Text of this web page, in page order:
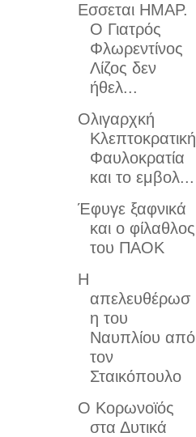
Εσσεται ΗΜΑΡ.
Ο Γιατρός
Φλωρεντίνος
Λίζος δεν
ήθελ...
Ολιγαρχκή
Κλεπτοκρατική
Φαυλοκρατία
και το εμβολ...
Έφυγε ξαφνικά
και ο φίλαθλος
του ΠΑΟΚ
Η
απελευθέρωσ
η του
Ναυπλίου από
τον
Σταικόπουλο
Ο Κορωνοϊός
στα Δυτικά